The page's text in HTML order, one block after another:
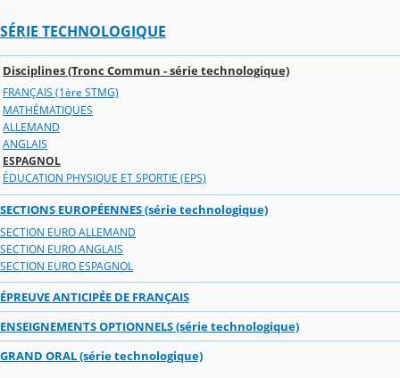
SÉRIE TECHNOLOGIQUE
Disciplines (Tronc Commun - série technologique)
FRANÇAIS (1ère STMG)
MATHÉMATIQUES
ALLEMAND
ANGLAIS
ESPAGNOL
ÉDUCATION PHYSIQUE ET SPORTIE (EPS)
SECTIONS EUROPÉENNES (série technologique)
SECTION EURO ALLEMAND
SECTION EURO ANGLAIS
SECTION EURO ESPAGNOL
ÉPREUVE ANTICIPÉE DE FRANÇAIS
ENSEIGNEMENTS OPTIONNELS (série technologique)
GRAND ORAL (série technologique)